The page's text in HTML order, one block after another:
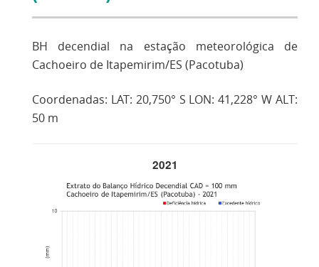
BH decendial na estação meteorológica de
Cachoeiro de Itapemirim/ES (Pacotuba)
Coordenadas: LAT: 20,750° S LON: 41,228° W ALT:
50 m
2021